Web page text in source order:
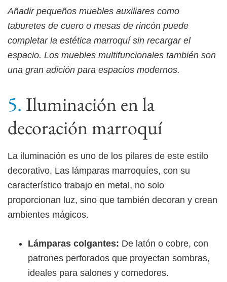
Añadir pequeños muebles auxiliares como
taburetes de cuero o mesas de rincón puede
completar la estética marroquí sin recargar el
espacio. Los muebles multifuncionales también son
una gran adición para espacios modernos.
Iluminación en la
decoración marroquí
La iluminación es uno de los pilares de este estilo
decorativo. Las lámparas marroquíes, con su
característico trabajo en metal, no solo
proporcionan luz, sino que también decoran y crean
ambientes mágicos.
Lámparas colgantes: De latón o cobre, con
patrones perforados que proyectan sombras,
ideales para salones y comedores.